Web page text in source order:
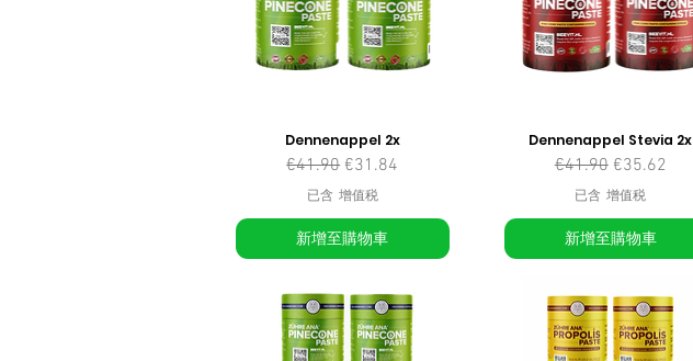
Dennenappel 2x
一般價格
€41.90 促銷價格
€31.84
已含 增值税
新增至購物車
Dennenappel Stevia 2x
一般價格
€41.90 促銷價格
€35.62
已含 增值税
新增至購物車